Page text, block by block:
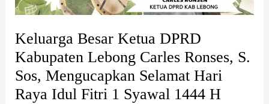
Keluarga Besar Ketua DPRD
Kabupaten Lebong Carles Ronses, S.
Sos, Mengucapkan Selamat Hari
Raya Idul Fitri 1 Syawal 1444 H
Mengucapkan
Hari
Raya
Idul
Fitri